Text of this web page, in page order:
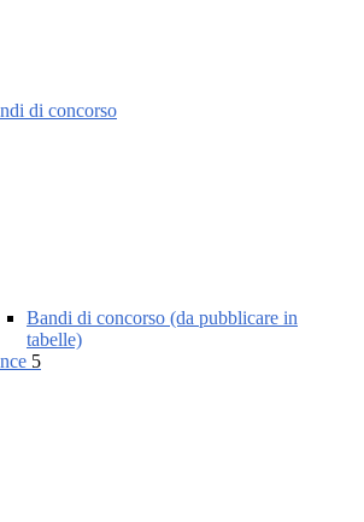
di concorso
Bandi di concorso (da pubblicare in
tabelle)
5